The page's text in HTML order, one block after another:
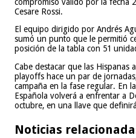
Cesare Rossi.
El equipo dirigido por Andrés
sumó un punto que le permitió
posición de la tabla con 51
Cabe destacar que las Hispanas
playoffs hace un par de
campaña en la fase regular. En
Española volverá a enfrentar a
octubre, en una llave que
Noticias